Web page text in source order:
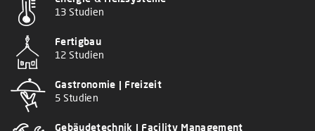
13 Studien
Fertigbau
12 Studien
Gastronomie | Freizeit
5 Studien
Gebäudetechnik | Facility Management